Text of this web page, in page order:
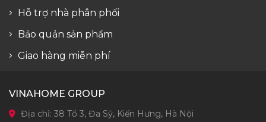
Hỗ trợ nhà phân phối
Bảo quản sản phẩm
Giao hàng miễn phí
VINAHOME GROUP
Địa chỉ: 38 Tổ 3, Đa Sỹ, Kiến Hưng, Hà Nội